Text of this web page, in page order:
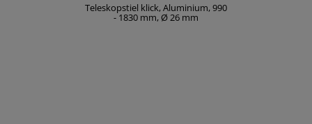
Teleskopstiel klick, Aluminium, 990
- 1830 mm, Ø 26 mm